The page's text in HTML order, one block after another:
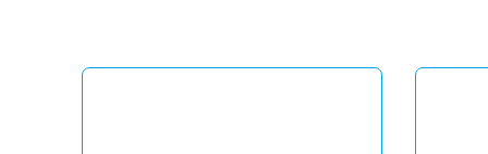
Ürün bilgilerinde hatalar bulunuyor.